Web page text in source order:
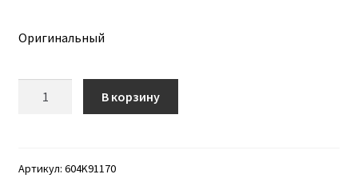
Оригинальный
черный
В корзину
Артикул: 604K91170